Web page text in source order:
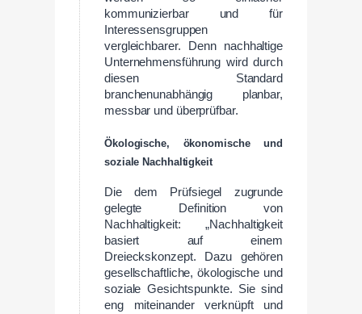
kommunizierbar und für
Interessensgruppen
vergleichbarer. Denn nachhaltige
Unternehmensführung wird durch
diesen Standard
branchenunabhängig planbar,
messbar und überprüfbar.
Ökologische, ökonomische und
soziale Nachhaltigkeit
Die dem Prüfsiegel zugrunde
gelegte Definition von
Nachhaltigkeit: „Nachhaltigkeit
basiert auf einem
Dreieckskonzept. Dazu gehören
gesellschaftliche, ökologische und
soziale Gesichtspunkte. Sie sind
eng miteinander verknüpft und